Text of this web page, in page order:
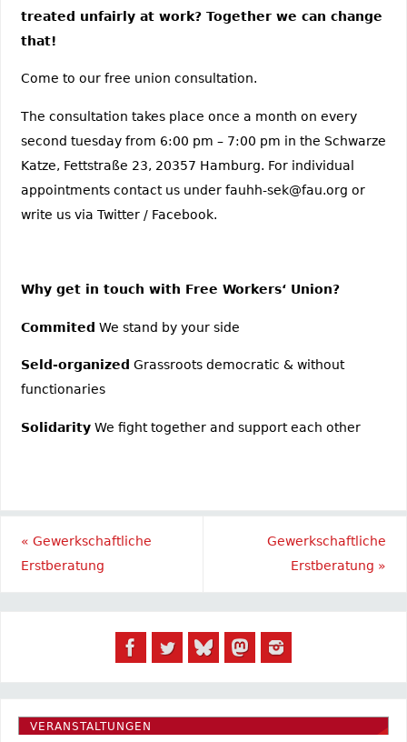
treated unfairly at work? Together we can change
that!
Come to our free union consultation.
The consultation takes place once a month on every
second tuesday from 6:00 pm – 7:00 pm in the Schwarze
Katze, Fettstraße 23, 20357 Hamburg. For individual
appointments contact us under fauhh-sek@fau.org or
write us via Twitter / Facebook.
Why get in touch with Free Workers‘ Union?
Commited We stand by your side
Seld-organized Grassroots democratic & without
functionaries
SolidarityWe fight together and support each other
« Gewerkschaftliche
Erstberatung
Gewerkschaftliche
Erstberatung »
VERANSTALTUNGEN